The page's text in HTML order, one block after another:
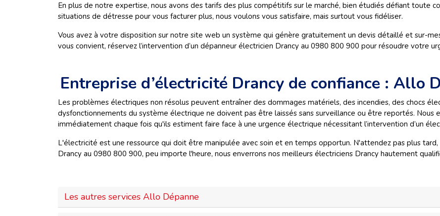
En plus de notre expertise, nous avons des tarifs des plus compétitifs sur le marché, bien étudiés défiant toute
situations de détresse pour vous facturer plus, nous voulons vous satisfaire, mais surtout vous fidéliser.
Vous avez à votre disposition sur notre site web un système qui génère gratuitement un devis détaillé et sur-
vous convient, réservez l’intervention d’un dépanneur électricien Drancy au 0980 800 900 pour résoudre votre
Entreprise d’électricité Drancy de confiance : Allo
Les problèmes électriques non résolus peuvent entraîner des dommages matériels, des incendies, des chocs
dysfonctionnements du système électrique ne doivent pas être laissés sans surveillance ou être reportés. Nous
immédiatement chaque fois qu'ils estiment faire face à une urgence électrique nécessitant l’intervention d’un
L'électricité est une ressource qui doit être manipulée avec soin et en temps opportun. N'attendez pas plus
Drancy au 0980 800 900, peu importe l'heure, nous enverrons nos meilleurs électriciens Drancy hautement
Les autres services Allo Dépanne